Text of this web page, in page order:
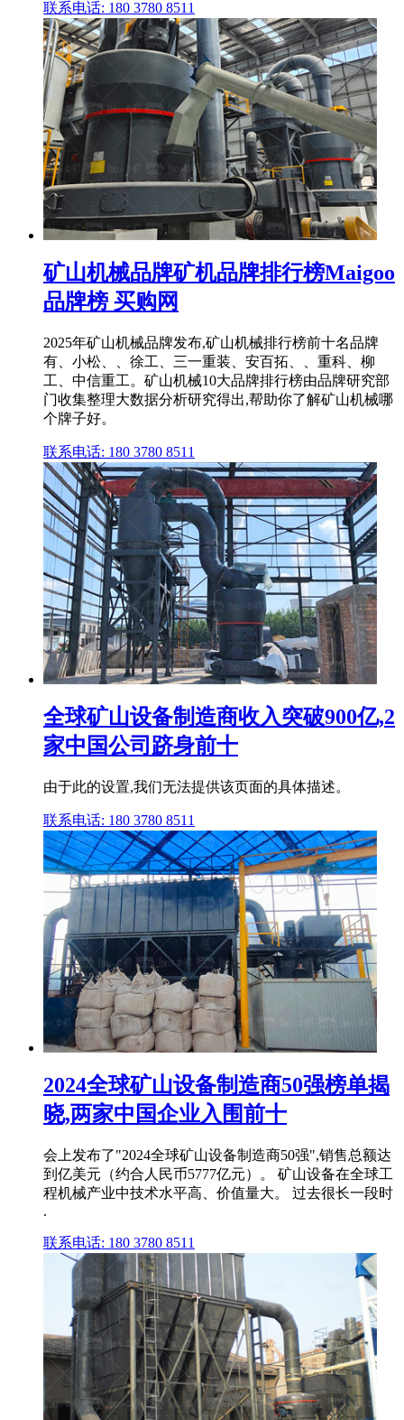
联系电话: 180 3780 8511
矿山机械品牌矿机品牌排行榜Maigoo
品牌榜 买购网
2025年矿山机械品牌发布,矿山机械排行榜前十名品牌
有、小松、、徐工、三一重装、安百拓、、重科、柳
工、中信重工。矿山机械10大品牌排行榜由品牌研究部
门收集整理大数据分析研究得出,帮助你了解矿山机械哪
个牌子好。
联系电话: 180 3780 8511
全球矿山设备制造商收入突破900亿,2
家中国公司跻身前十
由于此的设置,我们无法提供该页面的具体描述。
联系电话: 180 3780 8511
2024全球矿山设备制造商50强榜单揭
晓,两家中国企业入围前十
会上发布了"2024全球矿山设备制造商50强",销售总额达
到亿美元（约合人民币5777亿元）。 矿山设备在全球工
程机械产业中技术水平高、价值量大。 过去很长一段时
.
联系电话: 180 3780 8511